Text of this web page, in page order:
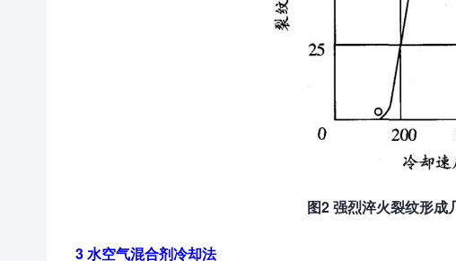
图2 强烈淬火裂纹形成
3 水空气混合剂冷却法